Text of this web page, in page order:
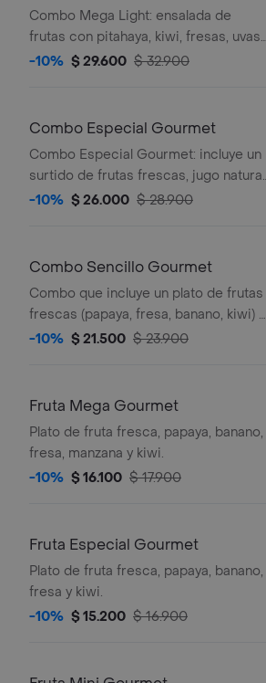
Combo Mega Light: ensalada de
frutas con pitahaya, kiwi, fresas, uvas
y cerezas, acompañada de jugo
-10% $ 29.600 $ 32.900
Combo Especial Gourmet
Combo Especial Gourmet: incluye un
surtido de frutas frescas, jugo natural
en agua y una porción de torta.
-10% $ 26.000 $ 28.900
Combo Sencillo Gourmet
Combo que incluye un plato de frutas
frescas (papaya, fresa, banano, kiwi) y
un jugo natural en agua.
-10% $ 21.500 $ 23.900
Fruta Mega Gourmet
Plato de fruta fresca, papaya, banano,
fresa, manzana y kiwi.
-10% $ 16.100 $ 17.900
Fruta Especial Gourmet
Plato de fruta fresca, papaya, banano,
fresa y kiwi.
-10% $ 15.200 $ 16.900